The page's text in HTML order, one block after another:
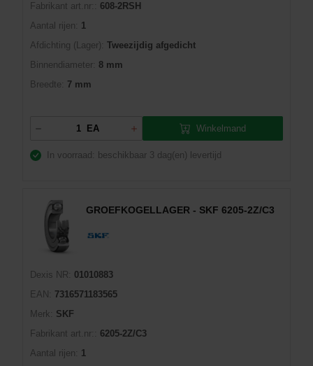
Fabrikant art.nr::
608-2RSH
Aantal rijen:
1
Afdichting (Lager): Tweezijdig afgedicht
Binnendiameter: 8 mm
Breedte:
7 mm
EA Winkelmand
In voorraad: beschikbaar 3 dag(en) levertijd
GROEFKOGELLAGER - SKF 6205-2Z/C3
Dexis NR:
01010883
EAN:
7316571183565
Merk:
SKF
Fabrikant art.nr::
6205-2Z/C3
Aantal rijen:
1